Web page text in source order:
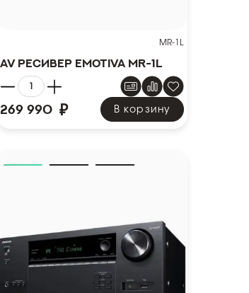
MR-1L
AV ресивер Emotiva MR-1L
269 990 ₽ В корзину